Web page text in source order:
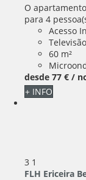
O
para 4
Acesso
Televisão
60 m²
desde 77 € /
+ INFO
3 1
FLH Ericeira